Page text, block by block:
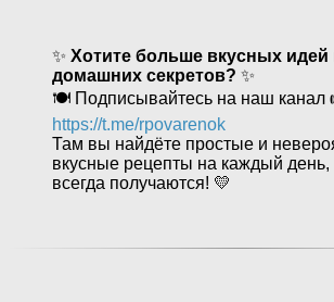
✨ Хотите больше вкусных идей
домашних секретов? ✨
🍽 Подписывайтесь на наш канал
https://t.me/rpovarenok
Там вы найдёте простые и
вкусные рецепты на каждый день,
всегда получаются! 💛